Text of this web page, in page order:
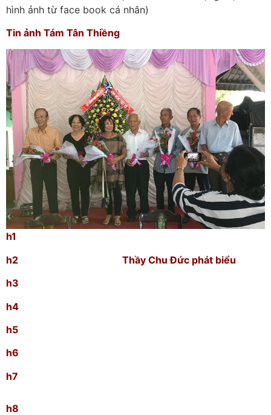
hình ảnh từ face book cá nhân)
Tin ảnh Tám Tân Thiềng
h1
h2 Thầy Chu Đức phát biểu
h3
h4
h5
h6
h7
h8